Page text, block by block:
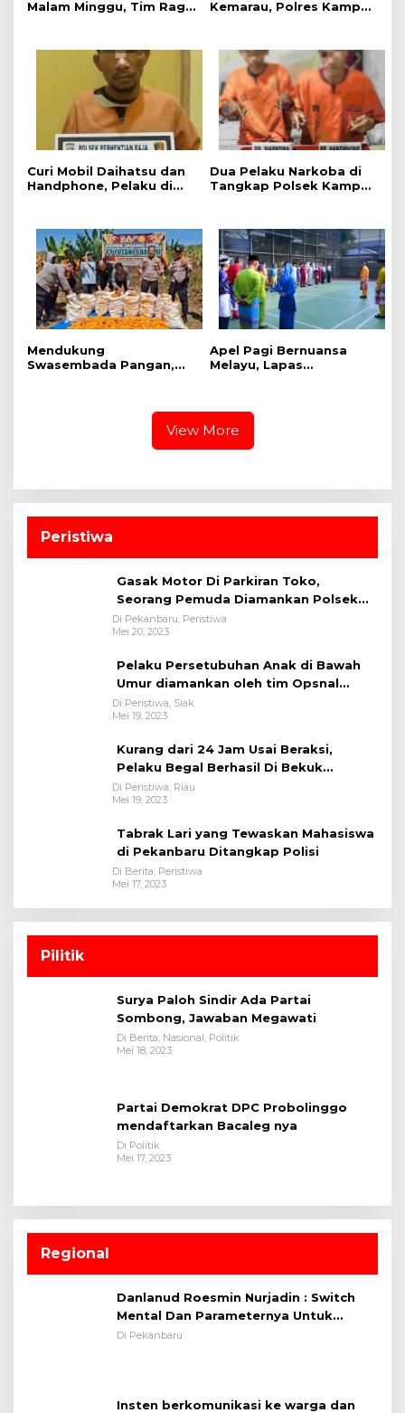
Malam Minggu, Tim Raga
Bangkinang
Kemarau, Polres Kampar
Karhutla
Curi Mobil Daihatsu dan
Handphone, Pelaku di
Dua Pelaku Narkoba di
Tangkap Polsek Kampar
Mendukung
Swasembada Pangan,
Apel Pagi Bernuansa
Melayu, Lapas
Provinsi Riau
View More
Peristiwa
Gasak Motor Di Parkiran Toko,
Seorang Pemuda Diamankan Polsek
Bukit Raya
Di Pekanbaru, Peristiwa
Mei 20, 2023
Pelaku Persetubuhan Anak di Bawah
Umur diamankan oleh tim Opsnal
Polsek Tualang-Polres Siak-Polda Riau
Di Peristiwa, Siak
Mei 19, 2023
Kurang dari 24 Jam Usai Beraksi,
Pelaku Begal Berhasil Di Bekuk
Satreskrim Polres Kuansing
Di Peristiwa, Riau
Mei 19, 2023
Tabrak Lari yang Tewaskan Mahasiswa
di Pekanbaru Ditangkap Polisi
Di Berita, Peristiwa
Mei 17, 2023
Pilitik
Surya Paloh Sindir Ada Partai
Sombong, Jawaban Megawati
Di Berita, Nasional, Politik
Mei 18, 2023
Partai Demokrat DPC Probolinggo
mendaftarkan Bacaleg nya
Di Politik
Mei 17, 2023
Regional
Danlanud Roesmin Nurjadin : Switch
Mental Dan Parameternya Untuk
Melaksanakan ✈
Di Pekanbaru
Insten berkomunikasi ke warga dan